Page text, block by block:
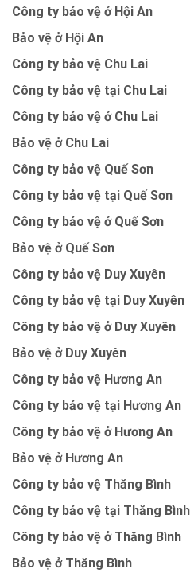
Công ty bảo vệ ở Hội An
Bảo vệ ở Hội An
Công ty bảo vệ Chu Lai
Công ty bảo vệ tại Chu Lai
Công ty bảo vệ ở Chu Lai
Bảo vệ ở Chu Lai
Công ty bảo vệ Quế Sơn
Công ty bảo vệ tại Quế Sơn
Công ty bảo vệ ở Quế Sơn
Bảo vệ ở Quế Sơn
Công ty bảo vệ Duy Xuyên
Công ty bảo vệ tại Duy Xuyên
Công ty bảo vệ ở Duy Xuyên
Bảo vệ ở Duy Xuyên
Công ty bảo vệ Hương An
Công ty bảo vệ tại Hương An
Công ty bảo vệ ở Hương An
Bảo vệ ở Hương An
Công ty bảo vệ Thăng Bình
Công ty bảo vệ tại Thăng Bình
Công ty bảo vệ ở Thăng Bình
Bảo vệ ở Thăng Bình